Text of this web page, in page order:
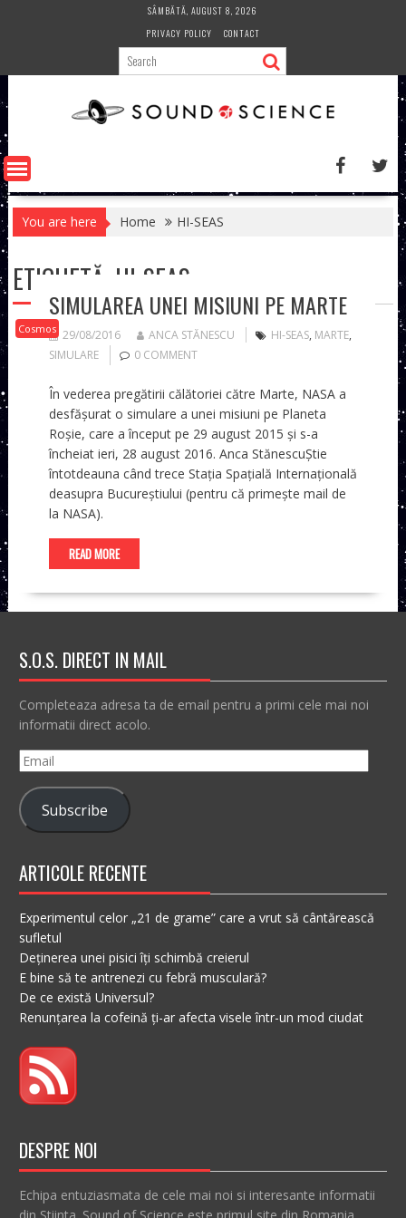
SÂMBĂTĂ, AUGUST 8, 2026
PRIVACY POLICY
CONTACT
You are here Home HI-SEAS
ETICHETĂ: HI-SEAS
Cosmos
SIMULAREA UNEI MISIUNI PE MARTE
29/08/2016 ANCA STĂNESCU HI-SEAS, MARTE,
SIMULARE
0 COMMENT
În vederea pregătirii călătoriei către Marte, NASA a
desfășurat o simulare a unei misiuni pe Planeta
Roșie, care a început pe 29 august 2015 și s-a
încheiat ieri, 28 august 2016. Anca StănescuȘtie
întotdeauna când trece Stația Spațială Internațională
deasupra Bucureștiului (pentru că primește mail de
la NASA).
READ MORE
S.O.S. DIRECT IN MAIL
Completeaza adresa ta de email pentru a primi cele mai noi
informatii direct acolo.
Email
Subscribe
ARTICOLE RECENTE
Experimentul celor „21 de grame” care a vrut să cântărească
sufletul
Deținerea unei pisici îți schimbă creierul
E bine să te antrenezi cu febră musculară?
De ce există Universul?
Renunțarea la cofeină ți-ar afecta visele într-un mod ciudat
DESPRE NOI
Echipa entuziasmata de cele mai noi si interesante informatii